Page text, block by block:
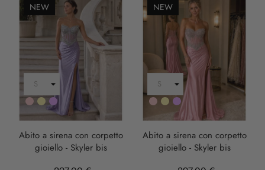
NEW
RosaOroLILLA
Abito a sirena con corpetto
gioiello - Skyler bis
NEW
RosaOroLILLA
Abito a sirena con corpetto
gioiello - Skyler bis